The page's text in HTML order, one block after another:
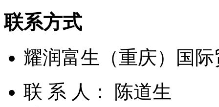
联系方式
耀润富生（重庆）国
联 系 人： 陈道生